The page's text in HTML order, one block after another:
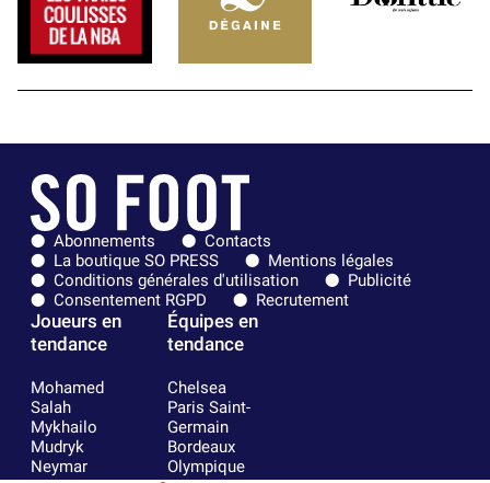
Abonnements
Contacts
La boutique SO PRESS
Mentions légales
Conditions générales d'utilisation
Publicité
Consentement RGPD
Recrutement
Joueurs en
tendance
Mohamed
Salah
Mykhailo
Mudryk
Neymar
Équipes en
tendance
Chelsea
Paris Saint-
Germain
Bordeaux
Olympique